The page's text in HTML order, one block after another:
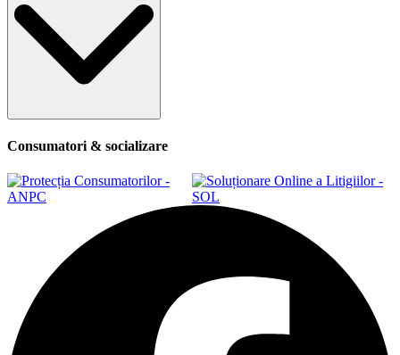
Consumatori & socializare